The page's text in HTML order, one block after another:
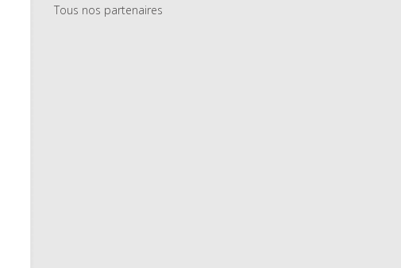
Tous nos partenaires